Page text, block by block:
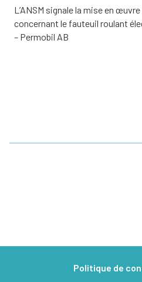
L’ANSM signale la mise en
concernant le fauteuil roulant
– Permobil AB
Politique de